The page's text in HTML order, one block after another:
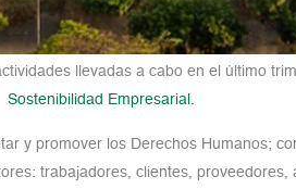
llevadas a cabo en el último
Sostenibilidad Empresarial
y promover los Derechos Humanos;
trabajadores, clientes, proveedores,